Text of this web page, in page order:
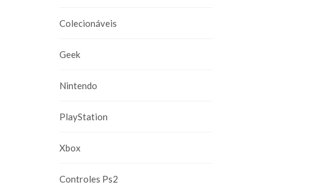
Colecionáveis
Geek
Nintendo
PlayStation
Xbox
Controles Ps2